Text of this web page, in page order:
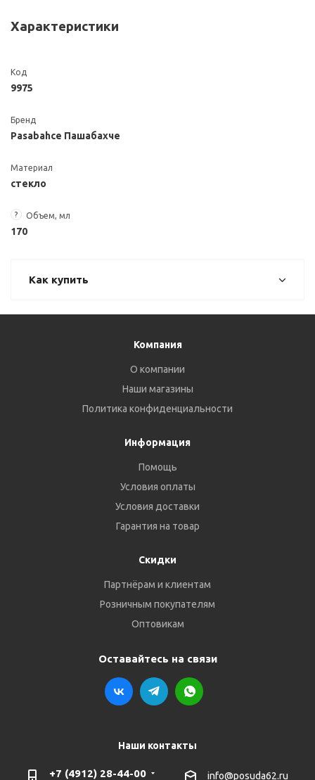
Характеристики
Код
9975
Бренд
Pasabahce Пашабахче
Материал
стекло
? Объем, мл
170
Как купить
Компания
О компании
Наши магазины
Политика конфиденциальности
Информация
Помощь
Условия оплаты
Условия доставки
Гарантия на товар
Скидки
Партнёрам и клиентам
Розничным покупателям
Оптовикам
Оставайтесь на связи
Наши контакты
+7 (4912) 28-44-00 info@posuda62.ru